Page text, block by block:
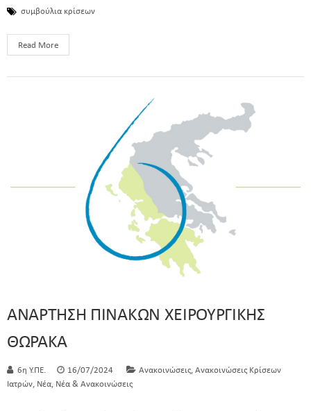
συμβούλια κρίσεων
Read More
ΑΝΑΡΤΗΣΗ ΠΙΝΑΚΩΝ ΧΕΙΡΟΥΡΓΙΚΗΣ
ΘΩΡΑΚΑ
6η Υ.ΠΕ. 16/07/2024 Ανακοινώσεις, Ανακοινώσεις Κρίσεων
Ιατρών, Νέα, Νέα & Ανακοινώσεις